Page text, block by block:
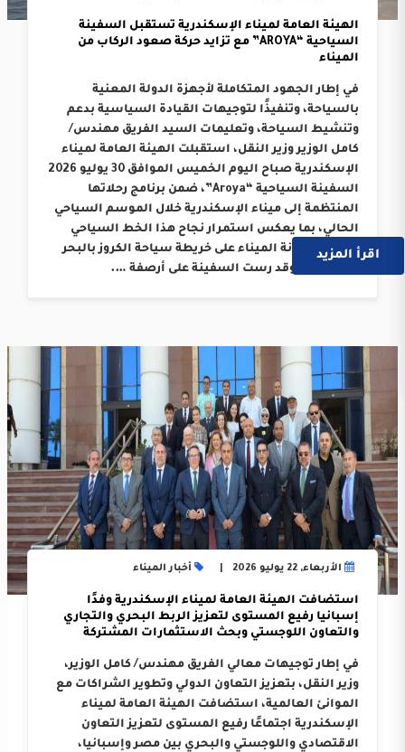
الهيئة العامة لميناء الإسكندرية تستقبل السفينة
السياحية “AROYA” مع تزايد حركة صعود الركاب من
الميناء
في إطار الجهود المتكاملة لأجهزة الدولة المعنية
بالسياحة، وتنفيذًا لتوجيهات القيادة السياسية بدعم
وتنشيط السياحة، وتعليمات السيد الفريق مهندس/
كامل الوزير وزير النقل، استقبلت الهيئة العامة لميناء
الإسكندرية صباح اليوم الخميس الموافق 30 يوليو 2026
السفينة السياحية “Aroya”، ضمن برنامج رحلاتها
المنتظمة إلى ميناء الإسكندرية خلال الموسم السياحي
الحالي، بما يعكس استمرار نجاح هذا الخط السياحي
وترسيخ مكانة الميناء على خريطة سياحة الكروز بالبحر
المتوسط. وقد رست السفينة على أرصفة ….
اقرأ المزيد
الأربعاء, 22 يوليو 2026 أخبار الميناء
استضافت الهيئة العامة لميناء الإسكندرية وفدًا
إسبانيا رفيع المستوى لتعزيز الربط البحري والتجاري
والتعاون اللوجستي وبحث الاستثمارات المشتركة
في إطار توجيهات معالي الفريق مهندس/ كامل الوزير،
وزير النقل، بتعزيز التعاون الدولي وتطوير الشراكات مع
الموانئ العالمية، استضافت الهيئة العامة لميناء
الإسكندرية اجتماعًا رفيع المستوى لتعزيز التعاون
الاقتصادي واللوجستي والبحري بين مصر وإسبانيا،